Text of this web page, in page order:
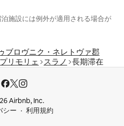
施設には例外が適用される場合が
ブロヴニク・ネレトヴァ郡
リモリェ
スラノ 長期滞在
Airbnb, Inc.
シー
利用規約